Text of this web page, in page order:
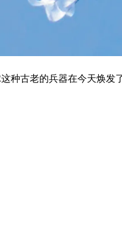
种古老的兵器在今天焕发